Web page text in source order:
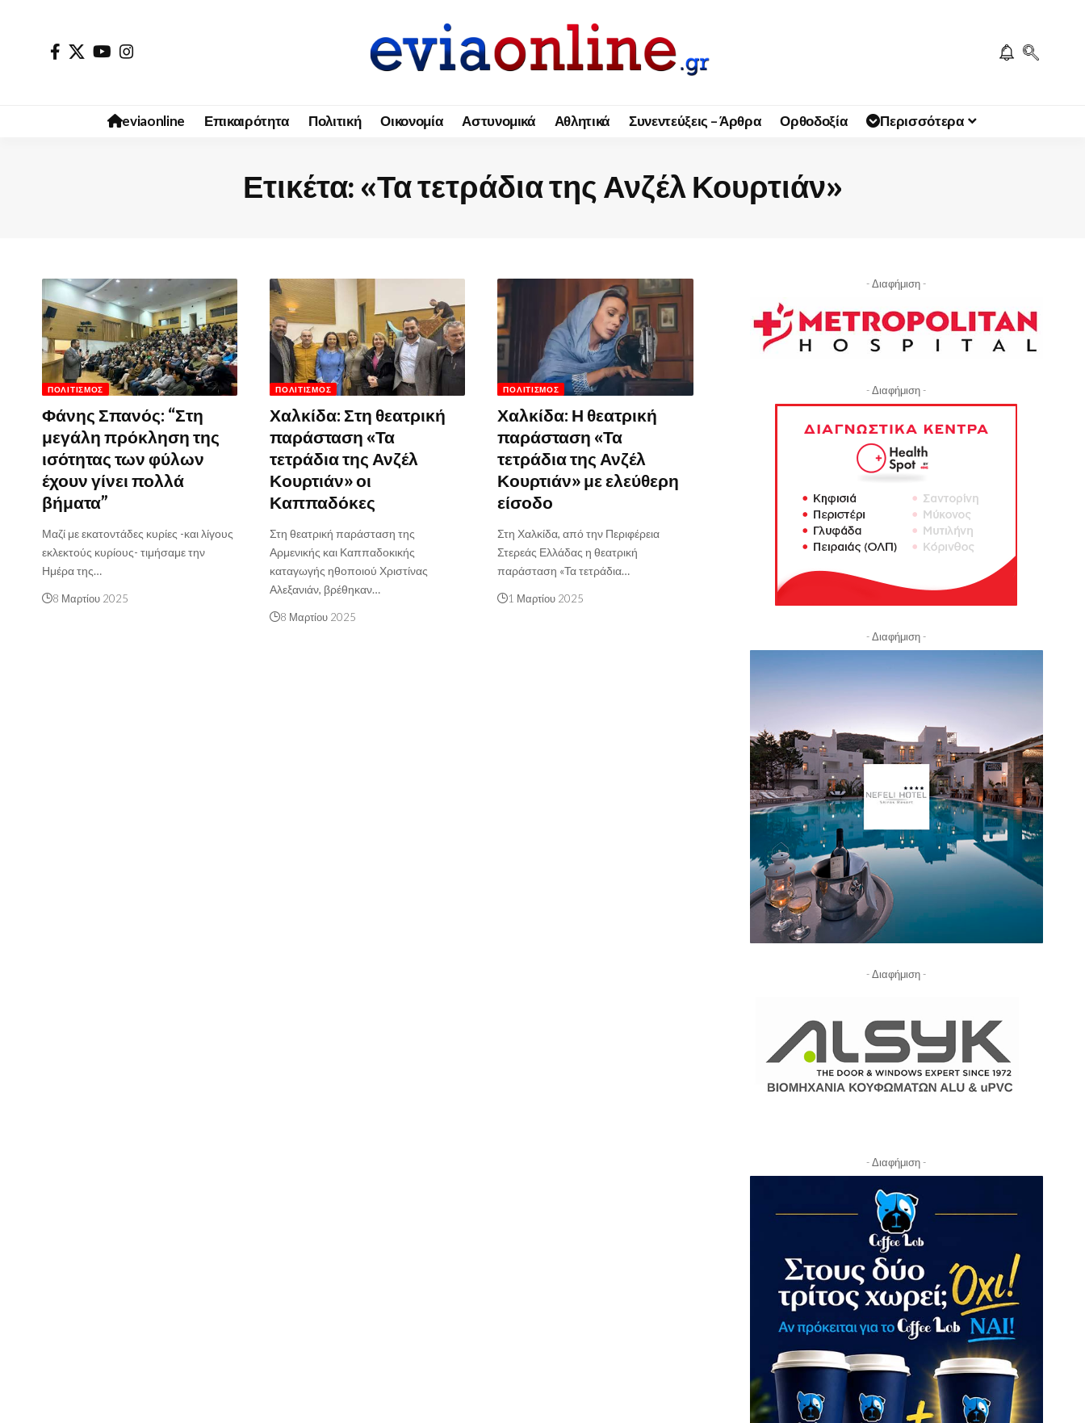
eviaonline Επικαιρότητα Πολιτική Οικονομία Αστυνομικά Αθλητικά Συνεντεύξεις – Άρθρα Ορθοδοξία Περισσότερα
Ετικέτα: «Τα τετράδια της Ανζέλ Κουρτιάν»
ΠΟΛΙΤΙΣΜΌΣ
Φάνης Σπανός: “Στη
μεγάλη πρόκληση της
ισότητας των φύλων
έχουν γίνει πολλά
βήματα”
Μαζί με εκατοντάδες κυρίες -και λίγους
εκλεκτούς κυρίους- τιμήσαμε την
Ημέρα της…
8 Μαρτίου 2025
ΠΟΛΙΤΙΣΜΌΣ
Χαλκίδα: Στη θεατρική
παράσταση «Τα
τετράδια της Ανζέλ
Κουρτιάν» οι
Καππαδόκες
Στη θεατρική παράσταση της
Αρμενικής και Καππαδοκικής
καταγωγής ηθοποιού Χριστίνας
Αλεξανιάν, βρέθηκαν…
8 Μαρτίου 2025
ΠΟΛΙΤΙΣΜΌΣ
Χαλκίδα: Η θεατρική
παράσταση «Τα
τετράδια της Ανζέλ
Κουρτιάν» με ελεύθερη
είσοδο
Στη Χαλκίδα, από την Περιφέρεια
Στερεάς Ελλάδας η θεατρική
παράσταση «Τα τετράδια…
1 Μαρτίου 2025
- Διαφήμιση -
- Διαφήμιση -
- Διαφήμιση -
- Διαφήμιση -
- Διαφήμιση -